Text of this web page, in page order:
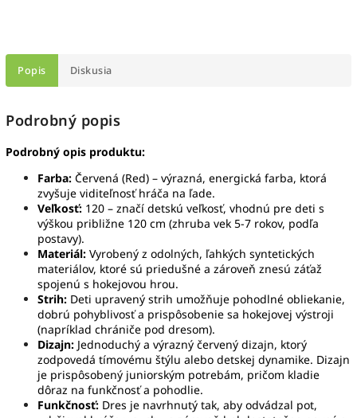
Popis Diskusia
Podrobný popis
Podrobný opis produktu:
Farba: Červená (Red) – výrazná, energická farba, ktorá
zvyšuje viditeľnosť hráča na ľade.
Veľkosť: 120 – značí detskú veľkosť, vhodnú pre deti s
výškou približne 120 cm (zhruba vek 5-7 rokov, podľa
postavy).
Materiál: Vyrobený z odolných, ľahkých syntetických
materiálov, ktoré sú priedušné a zároveň znesú záťaž
spojenú s hokejovou hrou.
Strih: Deti upravený strih umožňuje pohodlné obliekanie,
dobrú pohyblivosť a prispôsobenie sa hokejovej výstroji
(napríklad chrániče pod dresom).
Dizajn: Jednoduchý a výrazný červený dizajn, ktorý
zodpovedá tímovému štýlu alebo detskej dynamike. Dizajn
je prispôsobený juniorským potrebám, pričom kladie
dôraz na funkčnosť a pohodlie.
Funkčnosť: Dres je navrhnutý tak, aby odvádzal pot,